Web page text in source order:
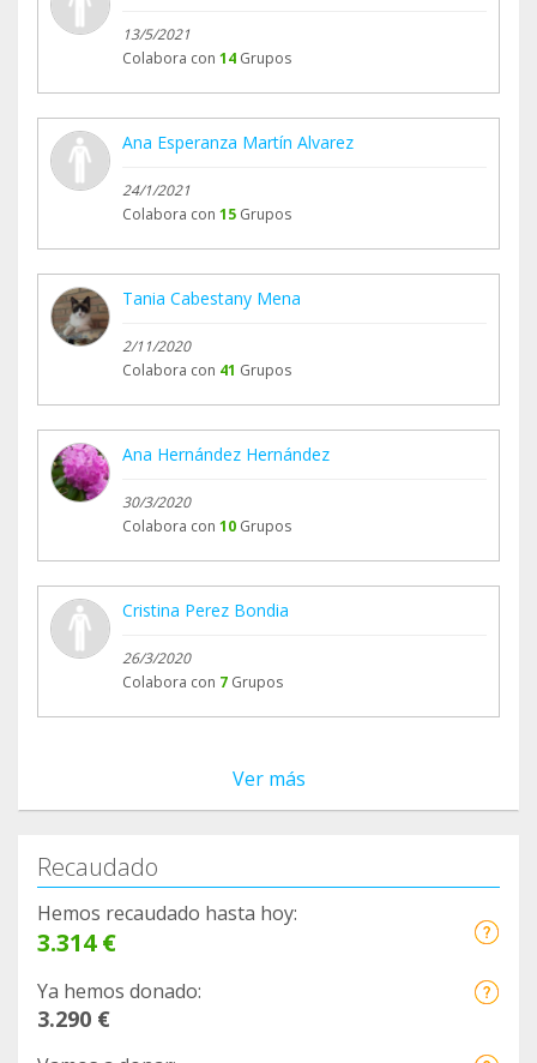
13/5/2021
Colabora con 14 Grupos
Ana Esperanza Martín Alvarez
24/1/2021
Colabora con 15 Grupos
Tania Cabestany Mena
2/11/2020
Colabora con 41 Grupos
Ana Hernández Hernández
30/3/2020
Colabora con 10 Grupos
Cristina Perez Bondia
26/3/2020
Colabora con 7 Grupos
Ver más
Recaudado
Hemos recaudado hasta hoy:
3.314 €
Ya hemos donado:
3.290 €